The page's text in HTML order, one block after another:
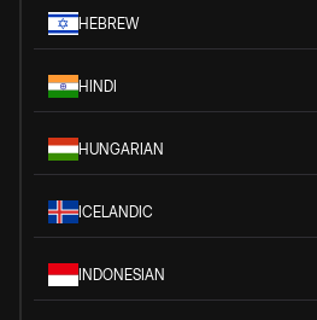
HEBREW
HINDI
HUNGARIAN
ICELANDIC
INDONESIAN